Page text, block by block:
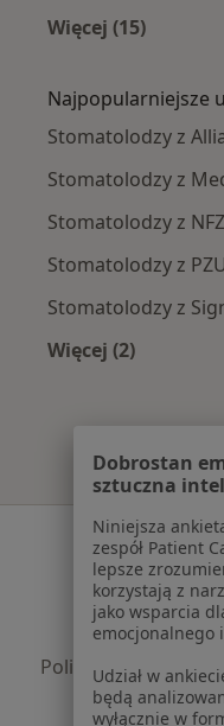
Więcej (15)
Najpopularniejsze
Stomatolodzy z
Stomatolodzy z
Stomatolodzy z
Stomatolodzy z
Stomatolodzy z
Więcej (2)
Polityka
Polityka
Polityka
dane
Dobrostan
sztuczna
Niniejsza
zespół Patient
lepsze
korzystają z
jako wsparcia
emocjonalnego
Udział w
będą
wyłącznie w